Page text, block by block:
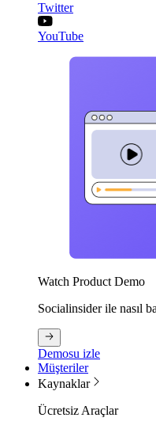
Twitter
YouTube
Watch Product Demo
Socialinsider ile nasıl
Demosu izle
Müşteriler
Kaynaklar
Ücretsiz Araçlar